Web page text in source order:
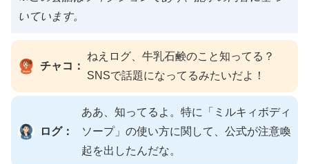
いています。
チャコ：
ねえログ、牛乳石鹸のこと知ってる？
SNSで話題になってるみたいだよ！
ログ：
ああ、知ってるよ。特に「ミルキィボディ
ソープ」の使い方に関して、公式が注意喚
起を出したんだな。